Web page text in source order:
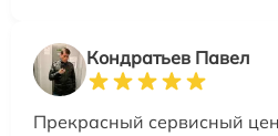
Кондратьев Павел
Прекрасный сервисный